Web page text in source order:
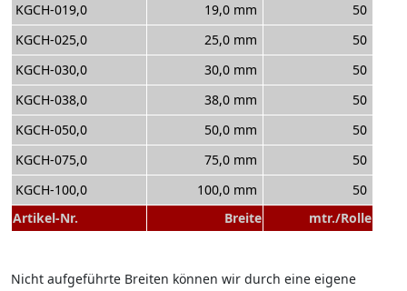
Artikel-Nr. Breite mtr./Rolle
KGCH-019,0 19,0 mm
50
KGCH-025,0
25,0 mm
50
KGCH-030,0
30,0 mm
50
KGCH-038,0
38,0 mm
50
KGCH-050,0
50,0 mm
50
KGCH-075,0
75,0 mm
50
KGCH-100,0
100,0 mm 50
Nicht aufgeführte Breiten können wir durch eine eigene